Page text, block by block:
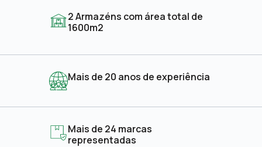
2 Armazéns com área total de
1600m2
Mais de 20 anos de experiência
Mais de 24 marcas
representadas